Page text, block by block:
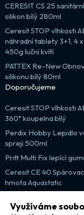
CERESIT CS 25 sanitární
silikon bílý 280ml
Ceresit STOP vlhkosti
náhradní tablety 3+1, 4 x
450g luční kvítí
PATTEX Re-New
silikonu bílý 80ml
Doporučujeme
Ceresit STOP vlhkosti
360° koupelna bílý
Perdix Hobby Lepidlo
spreji 500ml
Pritt Multi Fix lepící
Ceresit CE 40
hmota Aquastatic
Využíváme